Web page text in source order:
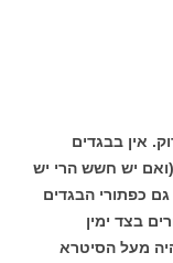
אין בבגדים
יש חשש הרי יש
כפתורי הבגדים
בצד ימין
מעל הסיטרא